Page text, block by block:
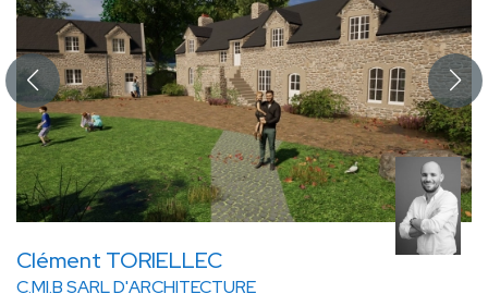
Clément TORIELLEC
C.MI.B SARL D'ARCHITECTURE